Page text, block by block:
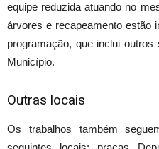
equipe reduzida atuando no
árvores e recapeamento estão
programação, que inclui
Município.
Outras locais
Os trabalhos também